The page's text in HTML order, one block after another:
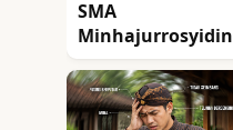
SMA
Minhajurrosyidin